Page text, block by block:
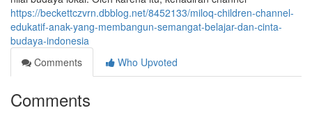
https://beckettczvrn.dbblog.net/8452133/miloq-children-channel-
edukatif-anak-yang-membangun-semangat-belajar-dan-cinta-
budaya-indonesia
Comments
Who Upvoted
Comments